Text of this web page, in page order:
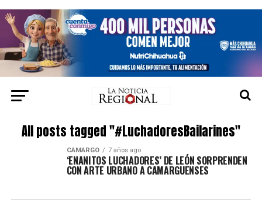
All posts tagged "#LuchadoresBailarines"
CAMARGO 7 años ago
‘ENANITOS LUCHADORES’ DE LEÓN SORPRENDEN
CON ARTE URBANO A CAMARGUENSES